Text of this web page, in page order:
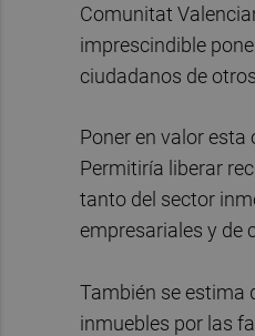
Comunitat
imprescindible
ciudadanos de
Poner en valor
Permitiría liberar
tanto del sector
empresariales y de
También se estima
inmuebles por las